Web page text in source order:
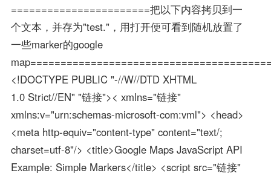
=======================把以下内容拷贝到一
个文本，并存为"test."，用打开便可看到随机放置了
一些marker的google
<!DOCTYPE PUBLIC "-//W//DTD XHTML
1.0 Strict//EN" "链接">< xmlns="链接"
xmlns:v="urn:schemas-microsoft-com:vml"> <head>
<meta http-equiv="content-type" content="text/;
charset=utf-8"/> <title>Google Maps JavaScript API
Example: Simple Markers</title> <script src="链接"